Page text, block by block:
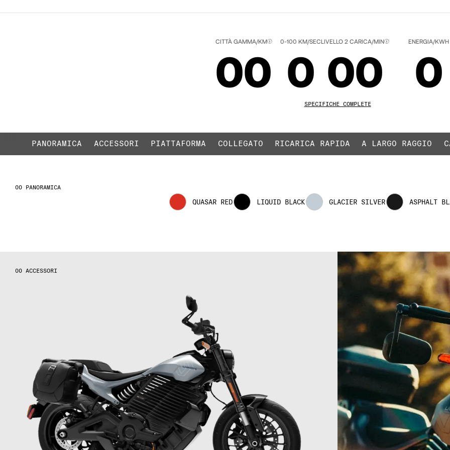
QUASAR RED
CITTÀ GAMMA/KM
00
01
02
03
05
06
07
0-100 KM/SEC
0
1
2
3
LIVELLO 2 CARICA/MIN
00
01
02
04
05
06
07
ENERGIA/KWH
0
1
2
4
5
6
7
SPECIFICHE COMPLETE
PANORAMICA ACCESSORI PIATTAFORMA COLLEGATO RICARICA RAPIDA A LARGO RAGGIO
PANORAMICA
QUASAR RED LIQUID BLACK GLACIER SILVER ASPHALT
ACCESSORI